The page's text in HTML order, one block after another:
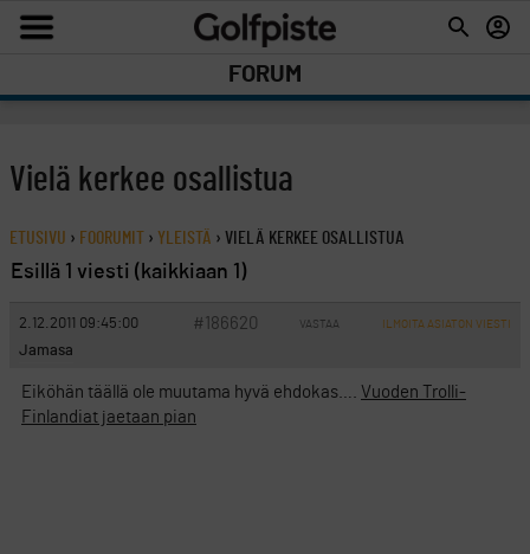
FORUM
Vielä kerkee osallistua
ETUSIVU › FOORUMIT › YLEISTÄ › VIELÄ KERKEE OSALLISTUA
Esillä 1 viesti (kaikkiaan 1)
2.12.2011 09:45:00 #186620 VASTAA ILMOITA ASIATON VIESTI
Jamasa
Eiköhän täällä ole muutama hyvä ehdokas…. Vuoden Trolli-
Finlandiat jaetaan pian